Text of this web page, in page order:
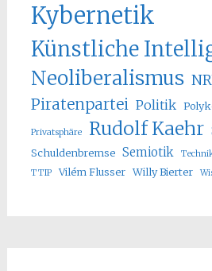
Kybernetik
Künstliche
Neoliberalismus
Piratenpartei Politik
Privatsphäre Rudolf Kaehr
Schuldenbremse Semiotik
TTIP
Vilém Flusser Willy Bierter